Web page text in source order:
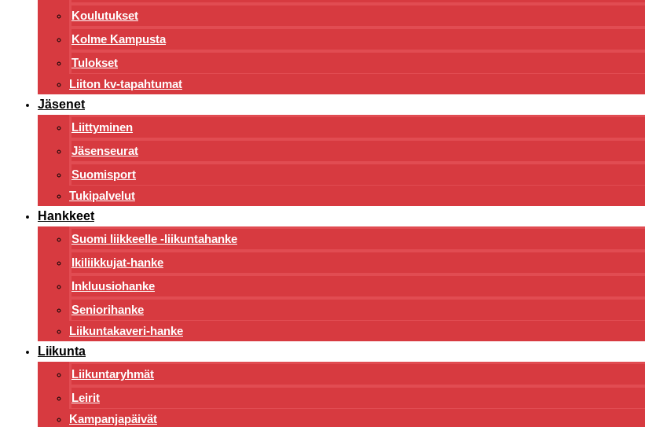
Koulutukset
Kolme Kampusta
Tulokset
Liiton kv-tapahtumat
Jäsenet
Liittyminen
Jäsenseurat
Suomisport
Tukipalvelut
Hankkeet
Suomi liikkeelle -liikuntahanke
Ikiliikkujat-hanke
Inkluusiohanke
Seniorihanke
Liikuntakaveri-hanke
Liikunta
Liikuntaryhmät
Leirit
Kampanjapäivät